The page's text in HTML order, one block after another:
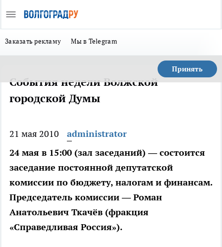
Заказать рекламу Мы в Telegram
Принять
События недели Волжской
городской Думы
21 мая 2010
administrator
24 мая в 15:00 (зал заседаний) — состоится
заседание постоянной депутатской
комиссии по бюджету, налогам и финансам.
Председатель комиссии — Роман
Анатольевич Ткачёв (фракция
«Справедливая Россия»).